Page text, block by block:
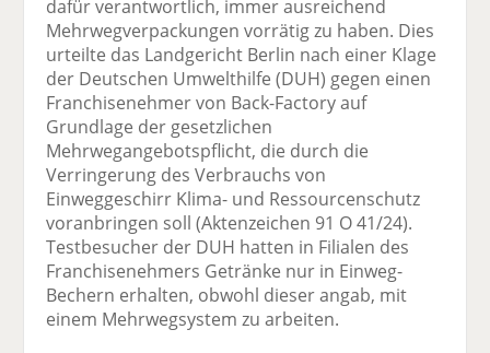
dafür verantwortlich, immer ausreichend
Mehrwegverpackungen vorrätig zu haben. Dies
urteilte das Landgericht Berlin nach einer Klage
der Deutschen Umwelthilfe (DUH) gegen einen
Franchisenehmer von Back-Factory auf
Grundlage der gesetzlichen
Mehrwegangebotspflicht, die durch die
Verringerung des Verbrauchs von
Einweggeschirr Klima- und Ressourcenschutz
voranbringen soll (Aktenzeichen 91 O 41/24).
Testbesucher der DUH hatten in Filialen des
Franchisenehmers Getränke nur in Einweg-
Bechern erhalten, obwohl dieser angab, mit
einem Mehrwegsystem zu arbeiten.